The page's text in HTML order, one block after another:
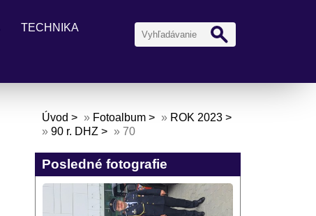
TECHNIKA
Úvod » Fotoalbum » ROK 2023
» 90 r. DHZ » 70
Posledné fotografie